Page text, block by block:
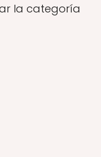
la categoría